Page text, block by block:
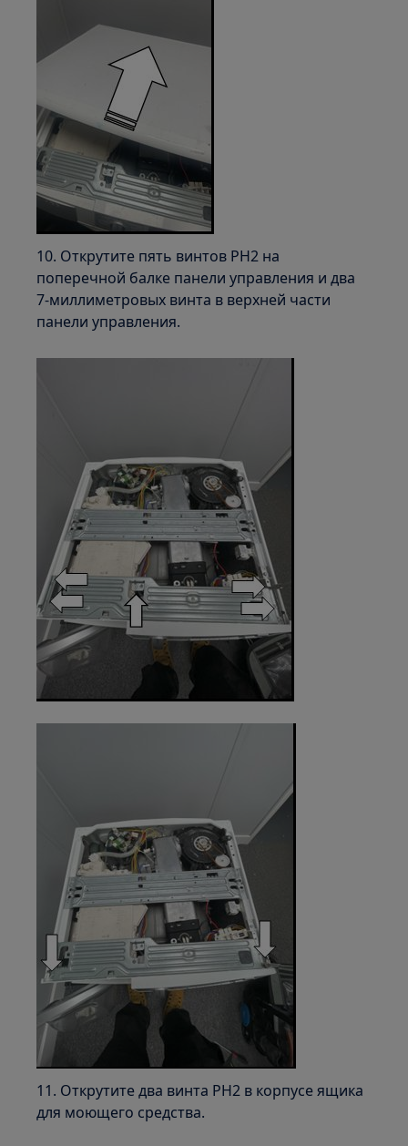
10. Открутите пять винтов PH2 на
поперечной балке панели управления и два
7-миллиметровых винта в верхней части
панели управления.
11. Открутите два винта PH2 в корпусе ящика
для моющего средства.